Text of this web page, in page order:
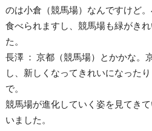
のは小倉（競馬場）なんですけど
食べられますし、競馬場も緑がき
た。
長澤 ： 京都（競馬場）とかかな。
し、新しくなってきれいになった
で。
競馬場が進化していく姿を見てき
いました。